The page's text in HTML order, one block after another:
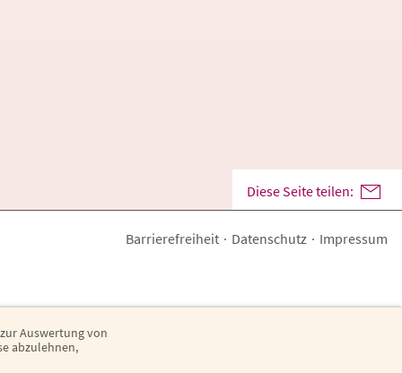
Diese Seite teilen:
Barrierefreiheit · Datenschutz · Impressum
Auswertung von
abzulehnen,